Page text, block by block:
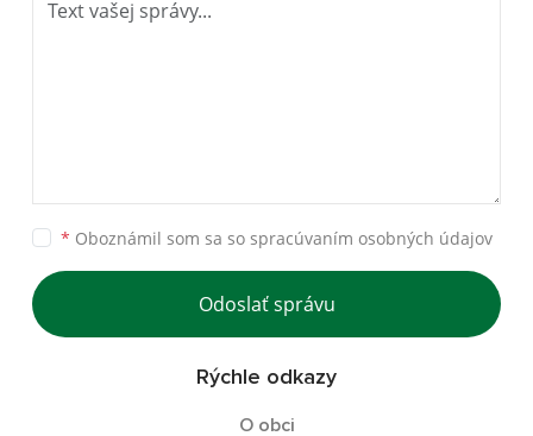
* Oboznámil som sa so spracúvaním osobných údajov
Odoslať správu
Rýchle odkazy
O obci